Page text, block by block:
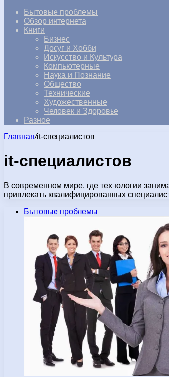
Бытовые проблемы
Обзор интернета
Книги
Бизнес
Досуг и Хобби
Искусство и Культура
Компьютерные
Наука и Познание
Общество
Технические
Художественные
Человек и Здоровье
Разное
Главная/it-специалистов
it-специалистов
В современном мире, где технологии
привлекать квалифицированных
Бытовые проблемы